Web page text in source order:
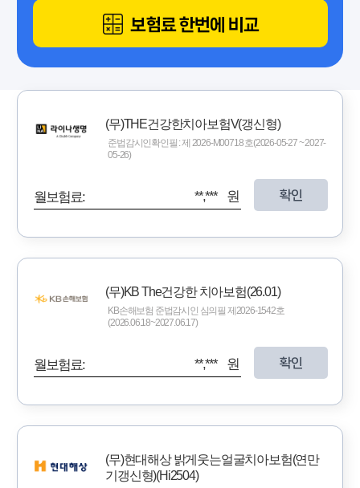
보험료 한번에 비교
(무)THE건강한치아보험V(갱신형)
준법감시인확인필 : 제 2026-M00718 호(2026-05-27 ~ 2027-
05-26)
월보험료: **,*** 원 확인
(무)KB The건강한 치아보험(26.01)
KB손해보험 준법감시인 심의필 제2026-1542호
(2026.06.18~2027.06.17)
월보험료: **,*** 원 확인
(무)현대해상 밝게웃는얼굴치아보험(연만
기갱신형)(Hi2504)